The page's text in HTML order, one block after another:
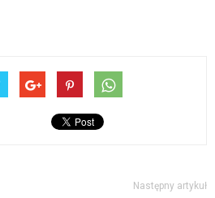
Następny artykuł